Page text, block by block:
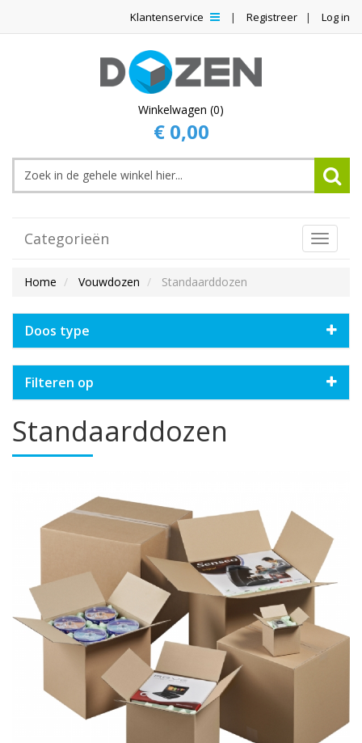
Klantenservice Registreer Log in
Winkelwagen (0)
€ 0,00
Categorieën
Toggle
Home
Vouwdozen Standaarddozen
Doos type
Filteren op
Standaarddozen